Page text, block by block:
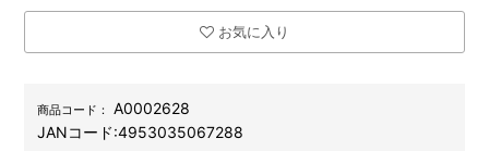
お気に入り
商品コード：
A0002628
JANコード:4953035067288